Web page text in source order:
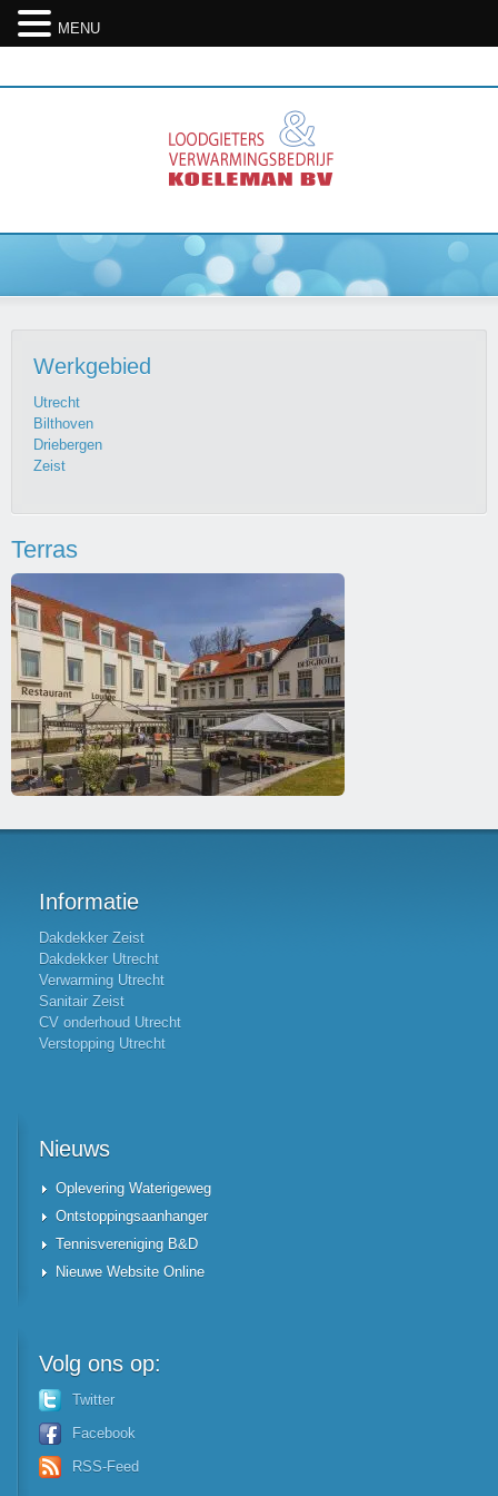
Werkgebied
Utrecht
Bilthoven
Driebergen
Zeist
Terras
Informatie
Dakdekker Zeist
Dakdekker Utrecht
Verwarming Utrecht
Sanitair Zeist
CV onderhoud Utrecht
Verstopping Utrecht
Nieuws
Oplevering Waterigeweg
Ontstoppingsaanhanger
Tennisvereniging B&D
Nieuwe Website Online
Volg ons op:
Twitter
Facebook
RSS-Feed
MENU